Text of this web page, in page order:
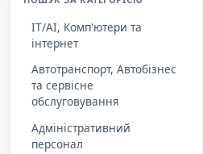
IT/AI, Комп'ютери та
інтернет
Автотранспорт, Автобізнес
та сервісне
обслуговування
Адміністративний
персонал